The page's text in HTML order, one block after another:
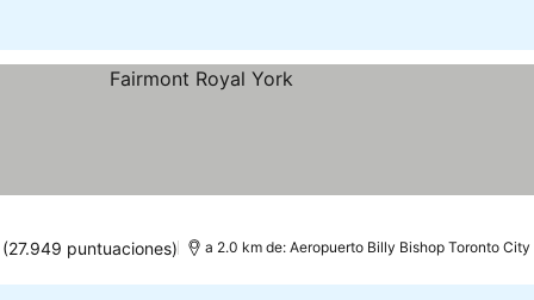
(27.949 puntuaciones) a 2.0 km de: Aeropuerto Billy Bishop Toronto City